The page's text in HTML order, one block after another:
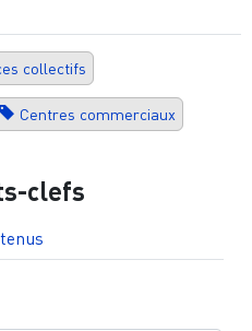
collectifs
Centres commerciaux
clefs